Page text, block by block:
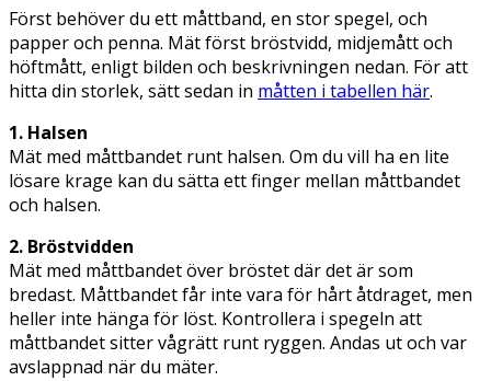
Först behöver du ett måttband, en stor spegel, och
papper och penna. Mät först bröstvidd, midjemått och
höftmått, enligt bilden och beskrivningen nedan. För att
hitta din storlek, sätt sedan in måtten i tabellen här.
1. Halsen
Mät med måttbandet runt halsen. Om du vill ha en lite
lösare krage kan du sätta ett finger mellan måttbandet
och halsen.
2. Bröstvidden
Mät med måttbandet över bröstet där det är som
bredast. Måttbandet får inte vara för hårt åtdraget, men
heller inte hänga för löst. Kontrollera i spegeln att
måttbandet sitter vågrätt runt ryggen. Andas ut och var
avslappnad när du mäter.